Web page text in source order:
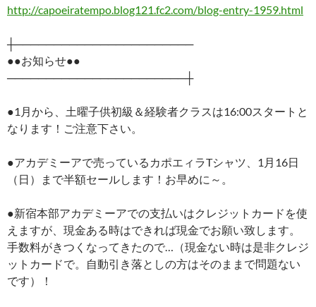
http://capoeiratempo.blog121.fc2.com/blog-entry-1959.html
┼───────────────────────
●●お知らせ●●
───────────────────────┼
●1月から、土曜子供初級＆経験者クラスは16:00スタートと
なります！ご注意下さい。
●アカデミーアで売っているカポエィラTシャツ、1月16日
（日）まで半額セールします！お早めに～。
●新宿本部アカデミーアでの支払いはクレジットカードを使
えますが、現金ある時はできれば現金でお願い致します。
手数料がきつくなってきたので…（現金ない時は是非クレジ
ットカードで。自動引き落としの方はそのままで問題ない
です）！